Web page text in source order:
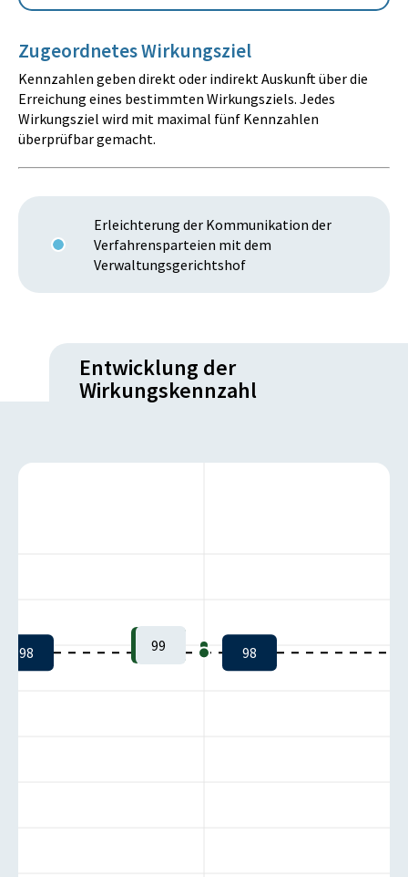
Zugeordnetes Wirkungsziel
Kennzahlen geben direkt oder indirekt Auskunft über die
Erreichung eines bestimmten Wirkungsziels. Jedes
Wirkungsziel wird mit maximal fünf Kennzahlen
überprüfbar gemacht.
Erleichterung der Kommunikation der
Verfahrensparteien mit dem
Verwaltungsgerichtshof
Entwicklung der
Wirkungskennzahl
98 99 98